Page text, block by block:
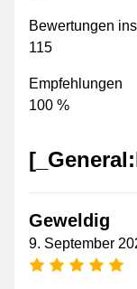
Bewertungen
115
Empfehlungen
100 %
Geweldig
9. September